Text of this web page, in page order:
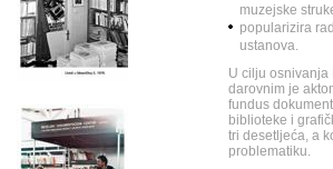
muzejske
popularizira
ustanova.
U cilju osnivanja
darovnim je
fundus
biblioteke i
tri desetljeća, a
problematiku.